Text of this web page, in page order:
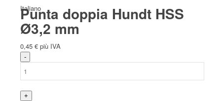
Italiano
Slavo
Punta doppia Hundt HSS
Ø3,2 mm
0,45 € più IVA